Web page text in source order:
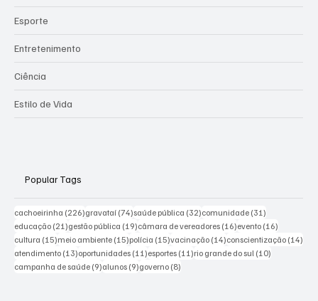
Esporte
Entretenimento
Ciência
Estilo de Vida
Popular Tags
cachoeirinha (226)226 posts
gravataí (74)74 posts
saúde pública (32)32 posts
comunidade (31)
educação (21)21 posts
gestão pública (19)19 posts
câmara de vereadores (16)16 posts
evento (16)
cultura (15)15 posts
meio ambiente (15)15 posts
polícia (15)15 posts
vacinação (14)14 posts
conscientização (14)
atendimento (13)13 posts
oportunidades (11)11 posts
esportes (11)11 posts
rio grande do sul (10)
campanha de saúde (9)9 posts
alunos (9)9 posts
governo (8)